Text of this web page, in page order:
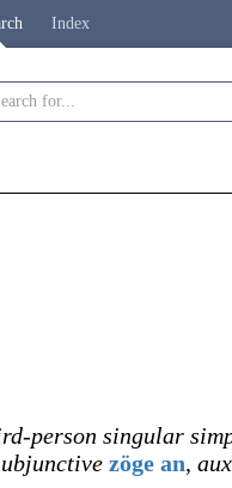
Index
person singular
zöge an,